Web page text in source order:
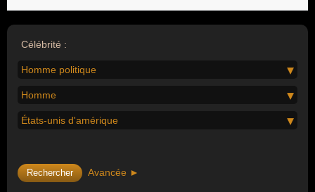
Célébrité :
Homme politique
Homme
États-unis d'amérique
Avancée ►